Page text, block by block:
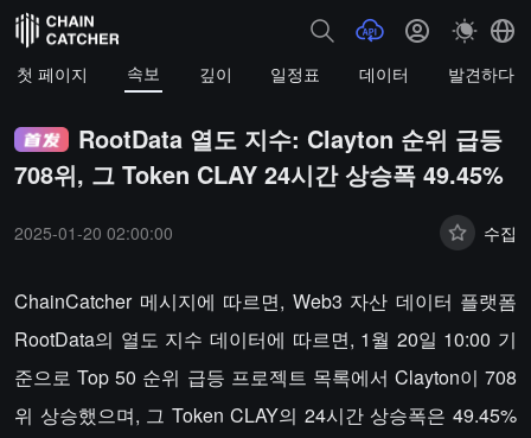
첫 페이지 속보 깊이 일정표 데이터 발견하다
RootData 열도 지수: Clayton 순위 급등
708위, 그 Token CLAY 24시간 상승폭 49.45%
2025-01-20 02:00:00 수집
ChainCatcher 메시지에 따르면, Web3 자산 데이터 플랫폼
RootData의 열도 지수 데이터에 따르면, 1월 20일 10:00 기
준으로 Top 50 순위 급등 프로젝트 목록에서 Clayton이 708
위 상승했으며, 그 Token CLAY의 24시간 상승폭은 49.45%